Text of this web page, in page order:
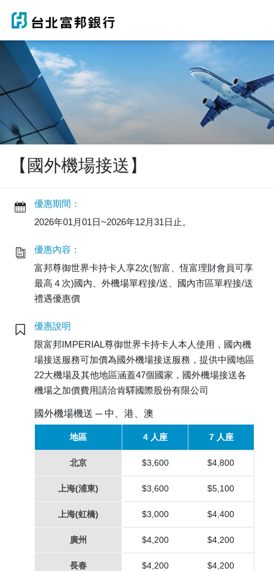
【國外機場接送】
優惠期間：
2026年01月01日~2026年12月31日止。
優惠內容：
富邦尊御世界卡持卡人享2次(智富、恆富理財會員可享
最高４次)國內、外機場單程接/送、國內市區單程接/送
禮遇優惠價
優惠說明
限富邦IMPERIAL尊御世界卡持卡人本人使用，國內機
場接送服務可加價為國外機場接送服務，提供中國地區
22大機場及其他地區涵蓋47個國家，國外機場接送各
機場之加價費用請洽肯驛國際股份有限公司
國外機場機送 ─ 中、港、澳
地區 4 人座 7 人座
北京 $3,600 $4,800
上海(浦東) $3,600 $5,100
上海(虹橋) $3,000 $4,400
廣州 $4,200 $4,200
長春 $4,200 $4,200